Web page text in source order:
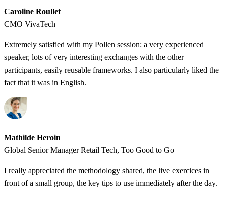
Caroline Roullet
CMO VivaTech
Extremely satisfied with my Pollen session: a very experienced
speaker, lots of very interesting exchanges with the other
participants, easily reusable frameworks. I also particularly liked the
fact that it was in English.
Mathilde Heroin
Global Senior Manager Retail Tech, Too Good to Go
I really appreciated the methodology shared, the live exercices in
front of a small group, the key tips to use immediately after the day.